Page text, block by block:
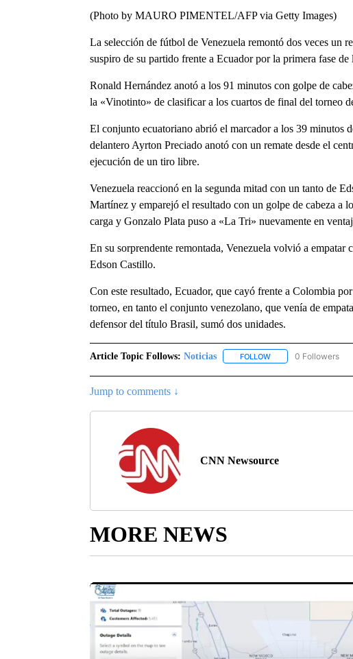
(Photo by MAURO PIMENTEL/AFP via Getty Images)
La selección de fútbol de Venezuela remontó dos veces un
suspiro de su partido frente a Ecuador por la primera fase
Ronald Hernández anotó a los 91 minutos con golpe de
la «Vinotinto» de clasificar a los cuartos de final del torneo
El conjunto ecuatoriano abrió el marcador a los 39 minutos
delantero Ayrton Preciado anotó con un remate desde el
ejecución de un tiro libre.
Venezuela reaccionó en la segunda mitad con un tanto de
Martínez y emparejó el resultado con un golpe de cabeza
carga y Gonzalo Plata puso a «La Tri» nuevamente en
En su sorprendente remontada, Venezuela volvió a
Edson Castillo.
Con este resultado, Ecuador, que cayó frente a Colombia
torneo, en tanto el conjunto venezolano, que venía de
defensor del título Brasil, sumó dos unidades.
Article Topic Follows: Noticias FOLLOWFOLLOW "NOTICIAS"
0 Followers
Jump to comments ↓
CNN Newsource
MORE NEWS